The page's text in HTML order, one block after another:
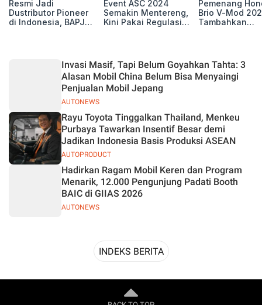
Resmi Jadi
Dustributor Pioneer
di Indonesia, BAPJ
Event ASC 2024
Semakin Mentereng,
Kini Pakai Regulasi
Pemenang
Brio V-Mod
Tambahkan
AUTONEWS
Invasi Masif, Tapi Belum Goyahkan Tahta: 3
Alasan Mobil China Belum Bisa Menyaingi
Penjualan Mobil Jepang
AUTOPRODUCT
Rayu Toyota Tinggalkan Thailand, Menkeu
Purbaya Tawarkan Insentif Besar demi
Jadikan Indonesia Basis Produksi ASEAN
AUTONEWS
Hadirkan Ragam Mobil Keren dan Program
Menarik, 12.000 Pengunjung Padati Booth
BAIC di GIIAS 2026
INDEKS BERITA